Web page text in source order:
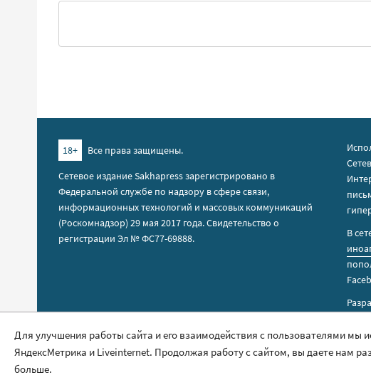
18+
Все права защищены.
Сетевое издание Sakhapress зарегистрировано в
Федеральной службе по надзору в сфере связи,
информационных технологий и массовых коммуникаций
(Роскомнадзор) 29 мая 2017 года. Свидетельство о
регистрации Эл № ФС77-69888.
В
Правила сайта
Политика обработки персональных данных
Для улучшения работы сайта и его взаимодействия с пользователями мы
ЯндексМетрика и Liveinternet. Продолжая работу с сайтом, вы даете нам
больше.